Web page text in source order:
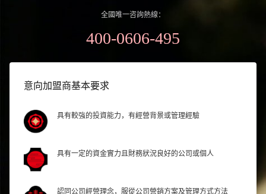
全國唯一咨詢熱線：
400-0606-495
意向加盟商基本要求
具有較強的投資能力，有經營背景或管理經驗
具有一定的資金實力且財務狀況良好的公司或個人
認同公司經營理念，服從公司營銷方案及管理方式方法